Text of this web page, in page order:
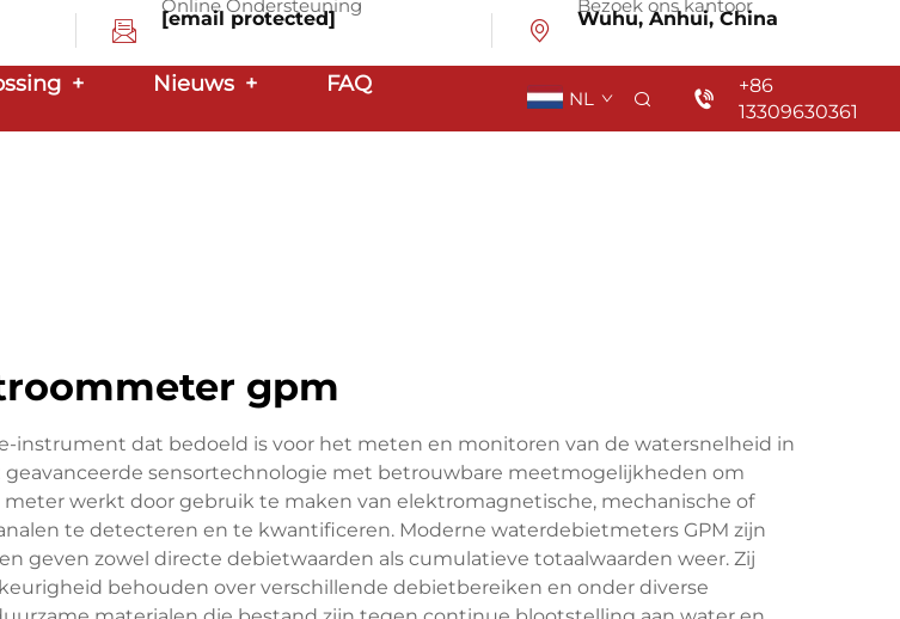
Online Ondersteuning
[email protected]
Bezoek ons kantoor
Wuhu, Anhui, China
+ Nieuws +
FAQ
NL
+86
13309630361
gpm
instrument dat bedoeld is voor het meten en monitoren van de watersnelheid in
sensortechnologie met betrouwbare meetmogelijkheden om
werkt door gebruik te maken van elektromagnetische, mechanische of
te detecteren en te kwantificeren. Moderne waterdebietmeters GPM zijn
geven zowel directe debietwaarden als cumulatieve totaalwaarden weer. Zij
behouden over verschillende debietbereiken en onder diverse